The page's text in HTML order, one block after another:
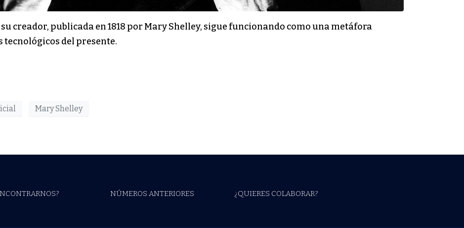
creador, publicada en 1818 por Mary Shelley, sigue funcionando como una metáfora
del presente.
Mary Shelley
NÚMEROS ANTERIORES ¿QUIERES COLABORAR?